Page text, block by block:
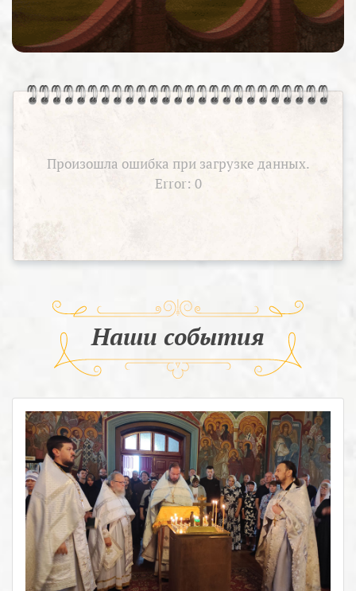
Произошла ошибка при загрузке данных.
Error: 0
Наши события